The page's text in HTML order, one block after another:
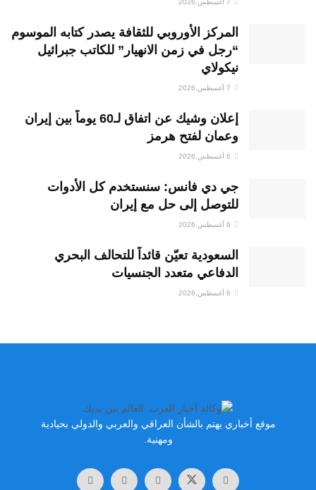
المركز الأوروبي للثقافة يصدر كتابه الموسوم
“رجل في زمن الانهيار” للكاتب جبرائيل
نيكولاي
إعلان وشيك عن اتفاق لـ60 يوماً بين إيران
وعمان لفتح هرمز
جي دي فانس: سنستخدم كل الأدوات
للتوصل إلى حل مع إيران
السعودية تعيّن قائداً للتحالف البحري
الدفاعي متعدد الجنسيات
موقع أخباري يهتم بالشأن العراقي والعربي والدولي بحيادية
ومهنية.